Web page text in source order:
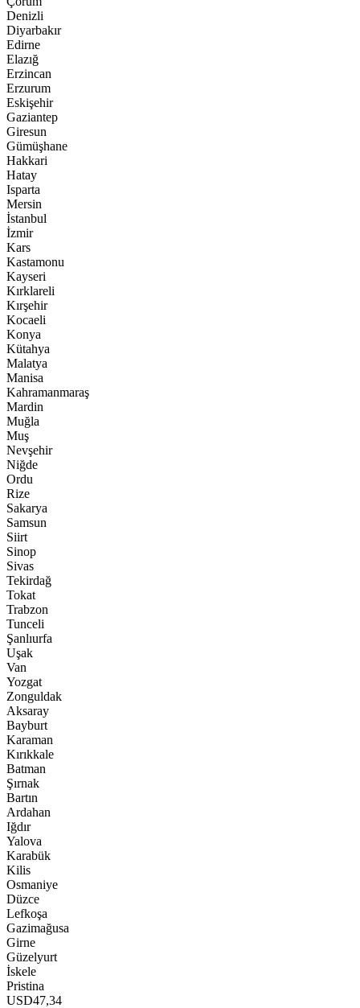
Denizli
Diyarbakır
Edirne
Elazığ
Erzincan
Erzurum
Eskişehir
Gaziantep
Giresun
Gümüşhane
Hakkari
Hatay
Isparta
Mersin
İstanbul
İzmir
Kars
Kastamonu
Kayseri
Kırklareli
Kırşehir
Kocaeli
Konya
Kütahya
Malatya
Manisa
Kahramanmaraş
Mardin
Muğla
Muş
Nevşehir
Niğde
Ordu
Rize
Sakarya
Samsun
Siirt
Sinop
Sivas
Tekirdağ
Tokat
Trabzon
Tunceli
Şanlıurfa
Uşak
Van
Yozgat
Zonguldak
Aksaray
Bayburt
Karaman
Kırıkkale
Batman
Şırnak
Bartın
Ardahan
Iğdır
Yalova
Karabük
Kilis
Osmaniye
Düzce
Lefkoşa
Gazimağusa
Girne
Güzelyurt
İskele
Pristina
USD47,34